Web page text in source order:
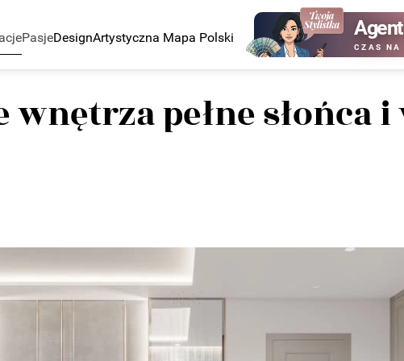
PasjeDesignArtystyczna Mapa Polski
CZAS NA
wnętrza pełne słońca